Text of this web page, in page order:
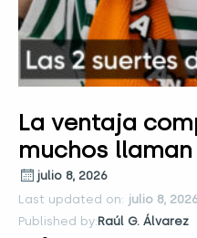
La ventaja
muchos
julio 8, 2026
Last updated on: julio 8,
Published by:Raúl G. Álvarez